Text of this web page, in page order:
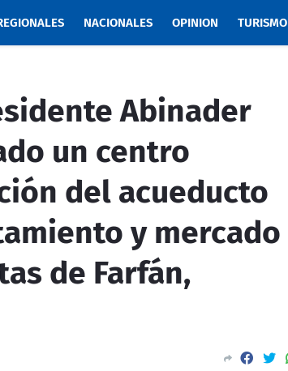
NACIONALES OPINION TURISMO
Abinader
un centro
del acueducto
y mercado
de Farfán,